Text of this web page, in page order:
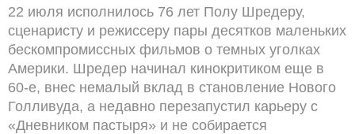
22 июля исполнилось 76 лет Полу Шредеру,
сценаристу и режиссеру пары десятков маленьких
бескомпромиссных фильмов о темных уголках
Америки. Шредер начинал кинокритиком еще в
60-е, внес немалый вклад в становление Нового
Голливуда, а недавно перезапустил карьеру с
«Дневником пастыря» и не собирается